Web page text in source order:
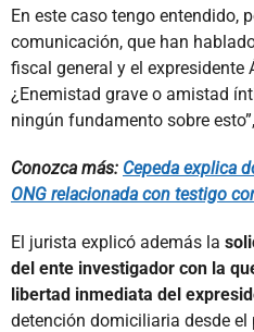
En este caso tengo entendido,
comunicación, que han
fiscal general y el expresidente
¿Enemistad grave o amistad
ningún fundamento sobre
Conozca más: Cepeda explica
ONG relacionada con testigo
El jurista explicó además la
del ente investigador con la
libertad inmediata del
detención domiciliaria desde